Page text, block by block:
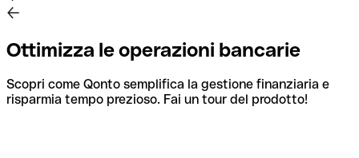
Ottimizza le operazioni bancarie
Scopri come Qonto semplifica la gestione finanziaria e
risparmia tempo prezioso. Fai un tour del prodotto!